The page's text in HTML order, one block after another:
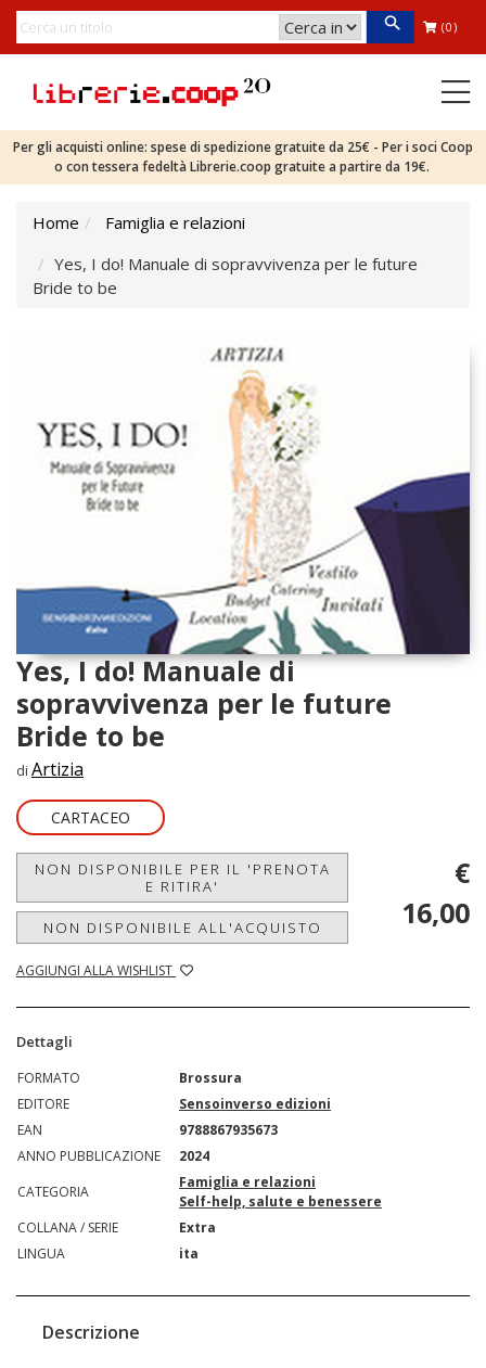
(0)
Per gli acquisti online: spese di spedizione gratuite da 25€ - Per i soci Coop
o con tessera fedeltà Librerie.coop gratuite a partire da 19€.
Home
Famiglia e relazioni
Yes, I do! Manuale di sopravvivenza per le future
Bride to be
Yes, I do! Manuale di
sopravvivenza per le future
Bride to be
di Artizia
CARTACEO
NON DISPONIBILE PER IL 'PRENOTA
E RITIRA'
NON DISPONIBILE ALL'ACQUISTO
AGGIUNGI ALLA WISHLIST
€
16,00
Dettagli
FORMATO
Brossura
EDITORE
Sensoinverso edizioni
EAN
9788867935673
ANNO PUBBLICAZIONE
2024
CATEGORIA
Famiglia e relazioni
Self-help, salute e benessere
COLLANA / SERIE
Extra
LINGUA
ita
Descrizione